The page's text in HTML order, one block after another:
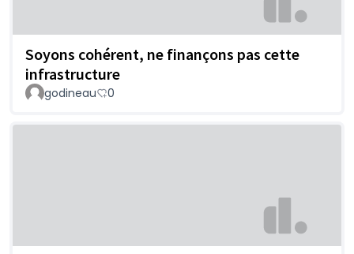
Soyons cohérent, ne finançons pas cette
infrastructure
godineau 0